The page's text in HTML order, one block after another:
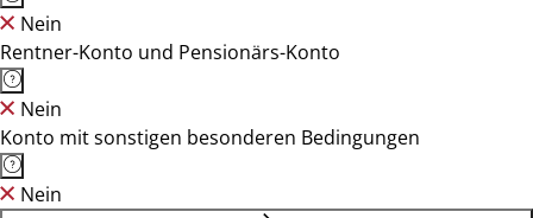
Nein
Rentner-Konto und Pensionärs-Konto
Nein
Konto mit sonstigen besonderen Bedingungen
Nein